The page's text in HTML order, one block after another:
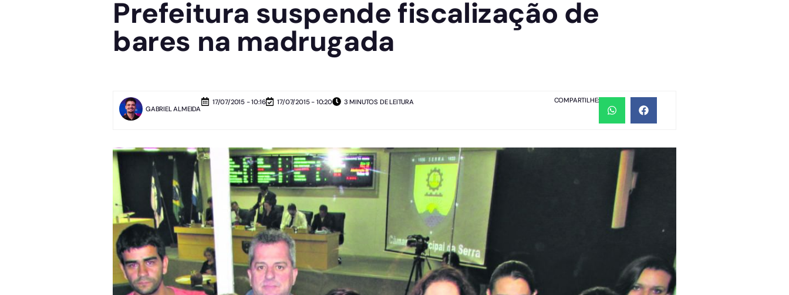
Prefeitura suspende fiscalização de
bares na madrugada
GABRIEL ALMEIDA
17/07/2015 - 10:16 17/07/2015 - 10:20 3 MINUTOS DE LEITURA COMPARTILHE: